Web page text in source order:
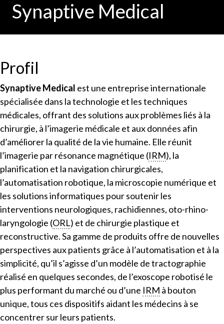
Synaptive Medical
Profil
Synaptive Medical est une entreprise internationale
spécialisée dans la technologie et les techniques
médicales, offrant des solutions aux problèmes liés à la
chirurgie, à l’imagerie médicale et aux données afin
d’améliorer la qualité de la vie humaine. Elle réunit
l’imagerie par résonance magnétique (IRM), la
planification et la navigation chirurgicales,
l’automatisation robotique, la microscopie numérique et
les solutions informatiques pour soutenir les
interventions neurologiques, rachidiennes, oto-rhino-
laryngologie (ORL) et de chirurgie plastique et
reconstructive. Sa gamme de produits offre de nouvelles
perspectives aux patients grâce à l’automatisation et à la
simplicité, qu’il s’agisse d’un modèle de tractographie
réalisé en quelques secondes, de l’exoscope robotisé le
plus performant du marché ou d’une IRM à bouton
unique, tous ces dispositifs aidant les médecins à se
concentrer sur leurs patients.